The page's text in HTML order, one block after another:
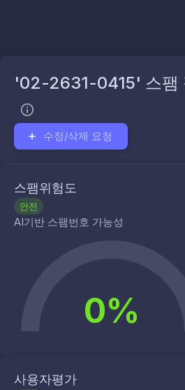
'02-2631-0415' 스팸
수정/삭제 요청
스팸위험도
안전
AI기반 스팸번호 가능성
0%
사용자평가